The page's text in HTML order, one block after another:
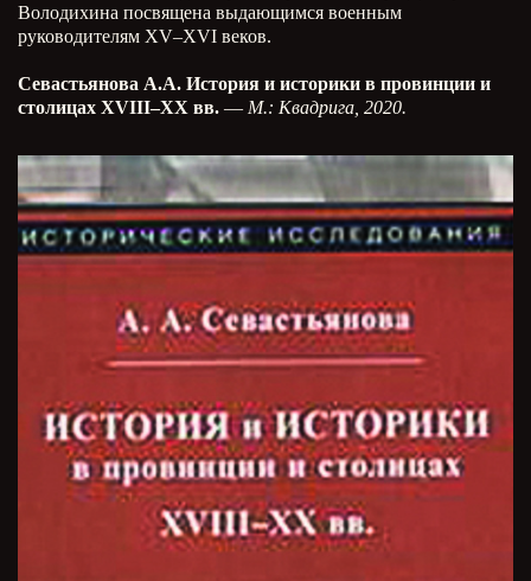
Володихина посвящена выдающимся военным
руководителям XV–XVI веков.
Севастьянова А.А. История и историки в провинции и
столицах XVIII–XX вв. — М.: Квадрига, 2020.